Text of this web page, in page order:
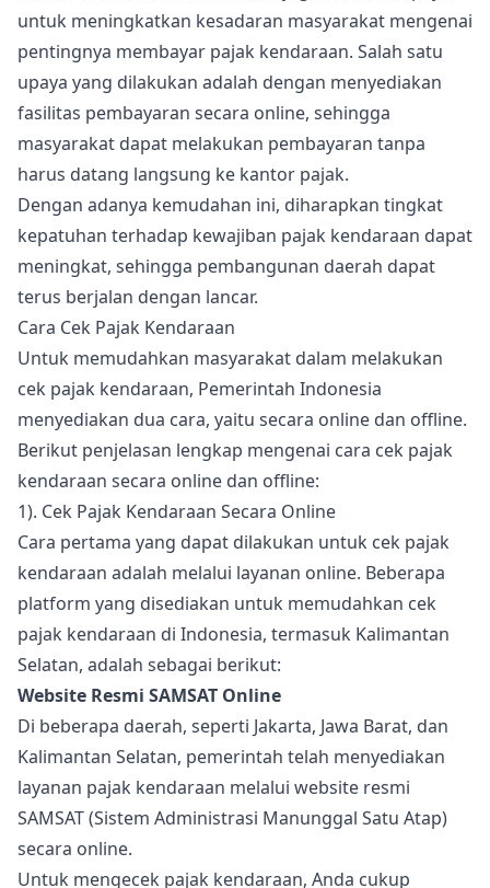
untuk meningkatkan kesadaran masyarakat mengenai
pentingnya membayar pajak kendaraan. Salah satu
upaya yang dilakukan adalah dengan menyediakan
fasilitas pembayaran secara online, sehingga
masyarakat dapat melakukan pembayaran tanpa
harus datang langsung ke kantor pajak.
Dengan adanya kemudahan ini, diharapkan tingkat
kepatuhan terhadap kewajiban pajak kendaraan dapat
meningkat, sehingga pembangunan daerah dapat
terus berjalan dengan lancar.
Cara Cek Pajak Kendaraan
Untuk memudahkan masyarakat dalam melakukan
cek pajak kendaraan, Pemerintah Indonesia
menyediakan dua cara, yaitu secara online dan offline.
Berikut penjelasan lengkap mengenai cara cek pajak
kendaraan secara online dan offline:
1). Cek Pajak Kendaraan Secara Online
Cara pertama yang dapat dilakukan untuk cek pajak
kendaraan adalah melalui layanan online. Beberapa
platform yang disediakan untuk memudahkan cek
pajak kendaraan di Indonesia, termasuk Kalimantan
Selatan, adalah sebagai berikut:
Website Resmi SAMSAT Online
Di beberapa daerah, seperti Jakarta, Jawa Barat, dan
Kalimantan Selatan, pemerintah telah menyediakan
layanan pajak kendaraan melalui website resmi
SAMSAT (Sistem Administrasi Manunggal Satu Atap)
secara online.
Untuk mengecek pajak kendaraan, Anda cukup